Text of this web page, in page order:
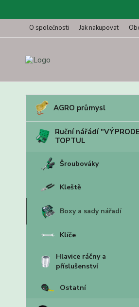
O společnosti Jak nakupovat
AGRO průmysl
Ruční nářádí
TOPTUL
Šroubováky
Kleště
Boxy a sady nářadí
Klíče
Hlavice ráčny a
příslušenství
Ostatní